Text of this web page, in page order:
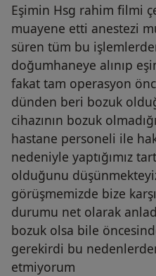
Eşimin Hsg rahim filmi
muayene etti anestezi
süren tüm bu
doğumhaneye alınıp
fakat tam operasyon
dünden beri bozuk
cihazının bozuk
hastane personeli ile
nedeniyle yaptığımız
olduğunu
görüşmemizde bize
durumu net olarak
bozuk olsa bile
gerekirdi bu
etmiyorum